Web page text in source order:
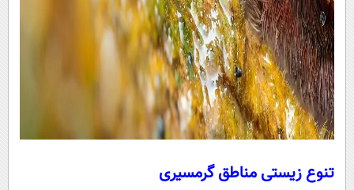
تنوع زیستی مناطق گرمسیری